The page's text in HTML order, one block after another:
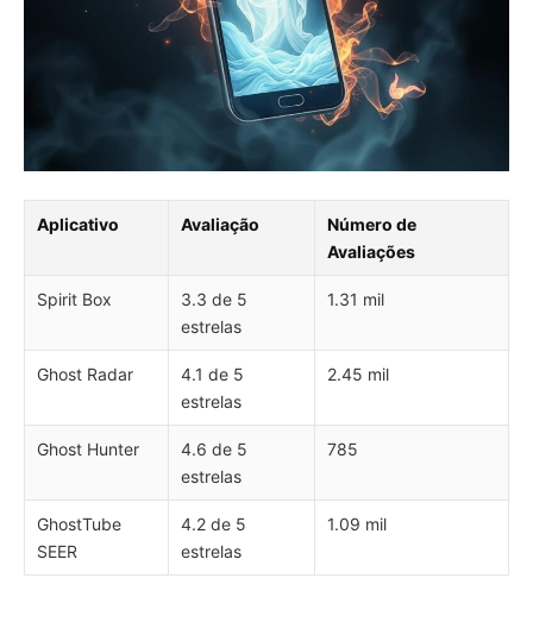
Aplicativo Avaliação
Número de
Avaliações
Spirit Box
3.3 de 5
estrelas
1.31 mil
Ghost Radar
4.1 de 5
estrelas
2.45 mil
Ghost Hunter
4.6 de 5
estrelas
785
GhostTube
SEER
4.2 de 5
estrelas
1.09 mil